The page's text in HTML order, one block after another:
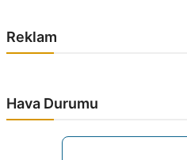
Reklam
Hava Durumu